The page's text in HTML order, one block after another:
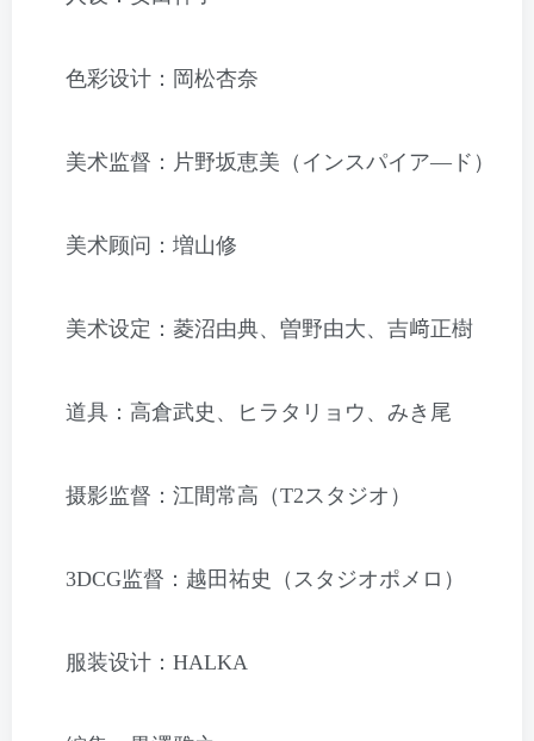
色彩设计：岡松杏奈
美术监督：片野坂恵美（インスパイア―ド）
美术顾问：増山修
美术设定：菱沼由典、曽野由大、吉﨑正樹
道具：高倉武史、ヒラタリョウ、みき尾
摄影监督：江間常高（T2スタジオ）
3DCG监督：越田祐史（スタジオポメロ）
服装设计：HALKA